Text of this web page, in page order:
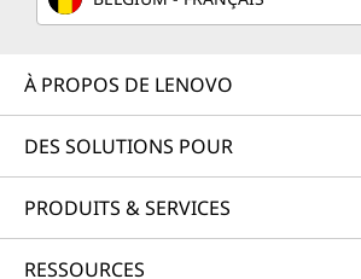
À PROPOS DE LENOVO
DES SOLUTIONS POUR
PRODUITS & SERVICES
RESSOURCES